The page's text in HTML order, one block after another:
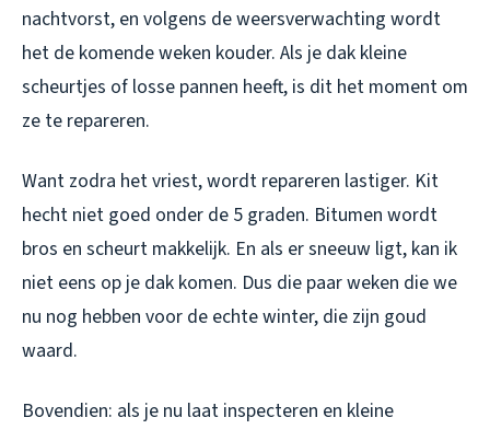
nachtvorst, en volgens de weersverwachting wordt
het de komende weken kouder. Als je dak kleine
scheurtjes of losse pannen heeft, is dit het moment om
ze te repareren.
Want zodra het vriest, wordt repareren lastiger. Kit
hecht niet goed onder de 5 graden. Bitumen wordt
bros en scheurt makkelijk. En als er sneeuw ligt, kan ik
niet eens op je dak komen. Dus die paar weken die we
nu nog hebben voor de echte winter, die zijn goud
waard.
Bovendien: als je nu laat inspecteren en kleine